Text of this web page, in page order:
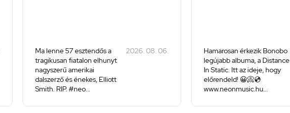
Ma lenne 57 esztendős a
tragikusan fiatalon elhunyt
nagyszerű amerikai
dalszerző és énekes, Elliott
Smith. RIP. #neo...
2026. 08. 06.
Hamarosan érkezik Bonobo
legújabb albuma, a Distance
In Static. Itt az ideje, hogy
előrendeld! 😀📀💿
www.neonmusic.hu...